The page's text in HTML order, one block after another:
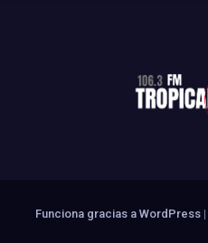
Funciona gracias a WordPress |